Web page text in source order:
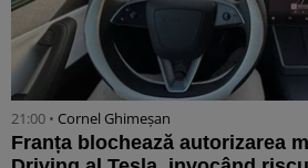
21:00 • Cornel Ghimeșan
Franța blochează autorizarea